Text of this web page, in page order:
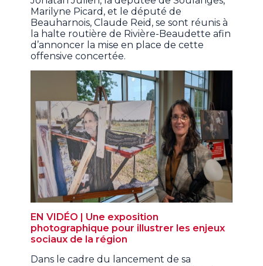
Marilyne Picard, et le député de
Beauharnois, Claude Reid, se sont réunis à
la halte routière de Rivière-Beaudette afin
d’annoncer la mise en place de cette
offensive concertée.
EN VIDÉO | Une exposition
photographique pour illustrer les enjeux
sociaux de la région
Dans le cadre du lancement de sa